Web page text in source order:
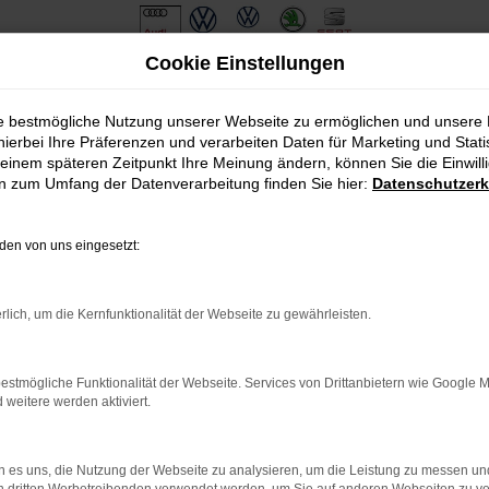
bestimmter Seiten verhindern. Funktioniert die Seite in
dem neuesten Stand sind.
kann auch dazu führen, dass bestimmte Funktionen nicht
Cookie Einstellungen
bestmögliche Nutzung unserer Webseite zu ermöglichen und unsere
Ihre Präferenzen und verarbeiten Daten für Marketing und
späteren Zeitpunkt Ihre Meinung ändern, können Sie die
zum Umfang der Datenverarbeitung finden Sie hier:
von uns eingesetzt:
um die Kernfunktionalität der Webseite zu gewährleisten.
Funktionalität der Webseite. Services von Drittanbietern wie Google
weitere werden aktiviert.
es uns, die Nutzung der Webseite zu analysieren, um die Leistung zu messen